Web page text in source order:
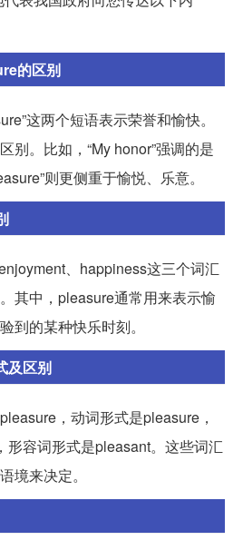
的区别
这两个短语表示荣誉和愉快。
别。比如，“My honor”强调的是
则更侧重于愉悦、乐意。
、happiness这三个词汇
其中，pleasure通常用来表示愉
到的某种快乐时刻。
及区别
，动词形式是pleasure，
形容词形式是pleasant。这些词汇
境来决定。